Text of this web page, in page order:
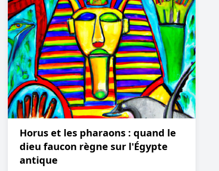
Horus et les pharaons : quand le
dieu faucon règne sur l'Égypte
antique